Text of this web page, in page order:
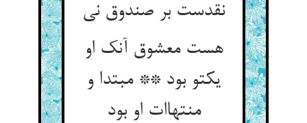
نقدست بر صندوق نی
هست معشوق آنک او
یکتو بود ** مبتدا و
منتهاات او بود